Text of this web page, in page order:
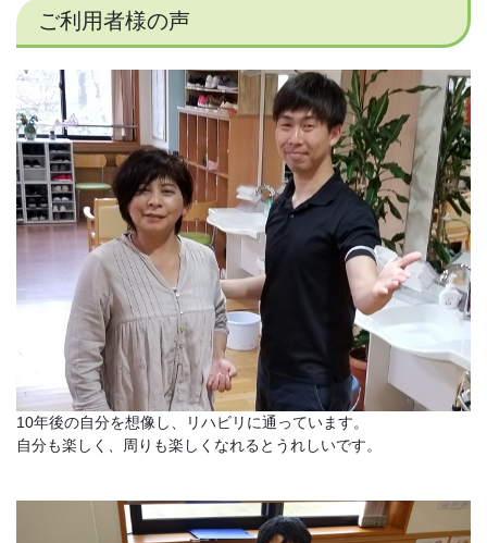
ご利用者様の声
10年後の自分を想像し、リハビリに通っています。
自分も楽しく、周りも楽しくなれるとうれしいです。